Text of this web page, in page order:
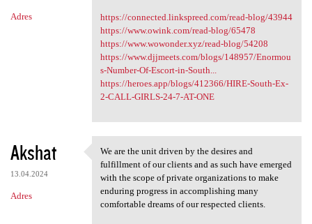
Adres
https://connected.linkspreed.com/read-blog/43944
https://www.owink.com/read-blog/65478
https://www.wowonder.xyz/read-blog/54208
https://www.djjmeets.com/blogs/148957/Enormou
s-Number-Of-Escort-in-South...
https://heroes.app/blogs/412366/HIRE-South-Ex-
2-CALL-GIRLS-24-7-AT-ONE
Akshat
13.04.2024
Adres
We are the unit driven by the
We are the unit driven by the desires and
fulfillment of our clients and as such have emerged
with the scope of private organizations to make
enduring progress in accomplishing many
comfortable dreams of our respected clients.